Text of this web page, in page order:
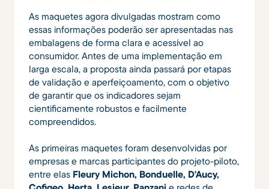
As maquetes agora divulgadas mostram como
essas informações poderão ser apresentadas nas
embalagens de forma clara e acessível ao
consumidor. Antes de uma implementação em
larga escala, a proposta ainda passará por etapas
de validação e aperfeiçoamento, com o objetivo
de garantir que os indicadores sejam
cientificamente robustos e facilmente
compreendidos.
As primeiras maquetes foram desenvolvidas por
empresas e marcas participantes do projeto-piloto,
entre elas Fleury Michon, Bonduelle, D'Aucy,